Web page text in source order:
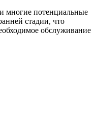
многие потенциальные
стадии, что
обслуживание